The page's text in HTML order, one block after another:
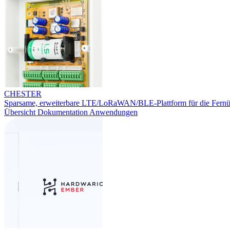
CHESTER
Sparsame, erweiterbare LTE/LoRaWAN/BLE-Plattform für die
Übersicht Dokumentation Anwendungen